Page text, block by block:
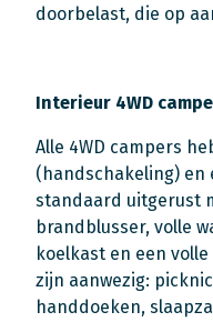
doorbelast, die op
Interieur 4WD
Alle 4WD campers
(handschakeling) en
standaard uitgerust
brandblusser, volle
koelkast en een
zijn aanwezig:
handdoeken,